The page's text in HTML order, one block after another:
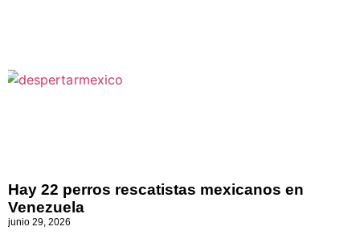
Hay 22 perros rescatistas mexicanos en
Venezuela
junio 29, 2026